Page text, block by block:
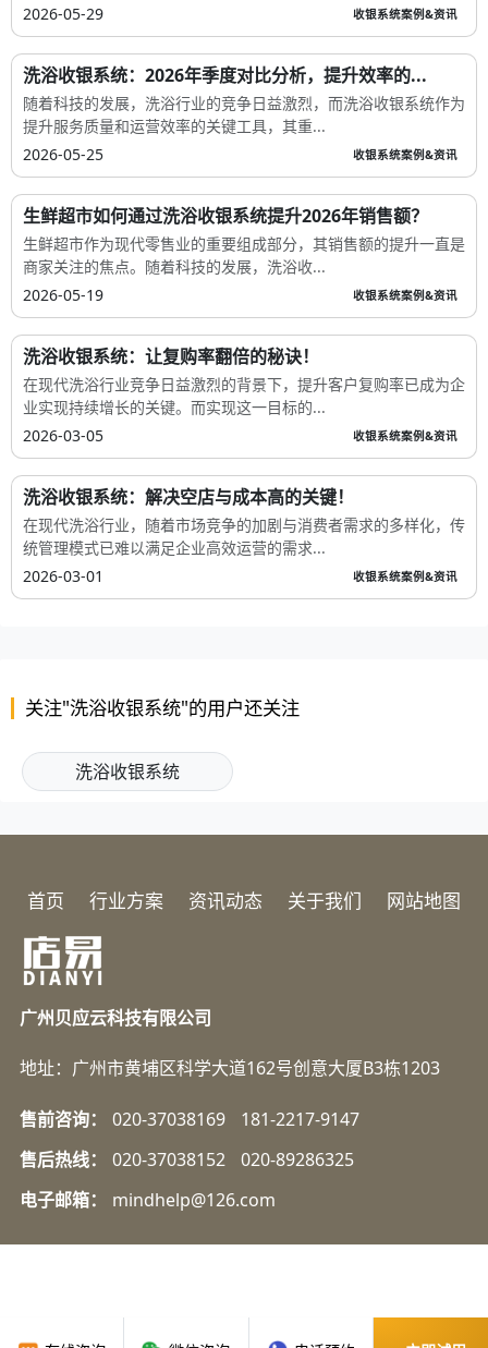
2026-05-29
收银系统案例&资讯
洗浴收银系统：2026年季度对比分析，提升效率的...
随着科技的发展，洗浴行业的竞争日益激烈，而洗浴收银系统作为
提升服务质量和运营效率的关键工具，其重...
2026-05-25
收银系统案例&资讯
生鲜超市如何通过洗浴收银系统提升2026年销售额？
生鲜超市作为现代零售业的重要组成部分，其销售额的提升一直是
商家关注的焦点。随着科技的发展，洗浴收...
2026-05-19
收银系统案例&资讯
洗浴收银系统：让复购率翻倍的秘诀！
在现代洗浴行业竞争日益激烈的背景下，提升客户复购率已成为企
业实现持续增长的关键。而实现这一目标的...
2026-03-05
收银系统案例&资讯
洗浴收银系统：解决空店与成本高的关键！
在现代洗浴行业，随着市场竞争的加剧与消费者需求的多样化，传
统管理模式已难以满足企业高效运营的需求...
2026-03-01
收银系统案例&资讯
关注"洗浴收银系统"的用户还关注
洗浴收银系统
首页 行业方案 资讯动态 关于我们 网站地图
广州贝应云科技有限公司
地址：广州市黄埔区科学大道162号创意大厦B3栋1203
售前咨询： 020-37038169
181-2217-9147
售后热线：
020-37038152
020-89286325
电子邮箱：
mindhelp@126.com